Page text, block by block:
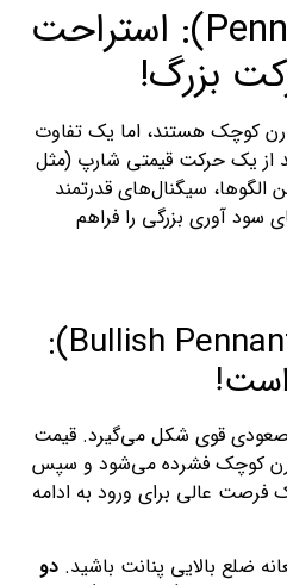
پنانت‌ها (Pennants): استراحت
بزرگ!
کوچک هستند، اما یک تفاوت
از یک حرکت قیمتی شارپ (مثل
سیگنال‌های قدرتمند
سود آوری بزرگی را فراهم
پنانت صعودی (Bullish Pennant):
است!
قوی شکل می‌گیرد. قیمت
کوچک فشرده می‌شود و سپس
عالی برای ورود به ادامه
ضلع بالایی پنانت باشید. دو